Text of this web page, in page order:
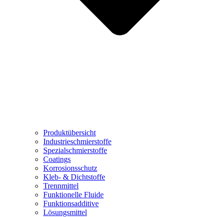
Produktübersicht
Industrieschmierstoffe
Spezialschmierstoffe
Coatings
Korrosionsschutz
Kleb- & Dichtstoffe
Trennmittel
Funktionelle Fluide
Funktionsadditive
Lösungsmittel